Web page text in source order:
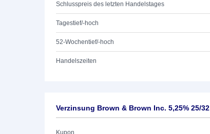
Schlusspreis des letzten Handelstages
Tagestief/-hoch
52-Wochentief/-hoch
Handelszeiten
Verzinsung Brown & Brown Inc. 5,25% 25/32
Kupon